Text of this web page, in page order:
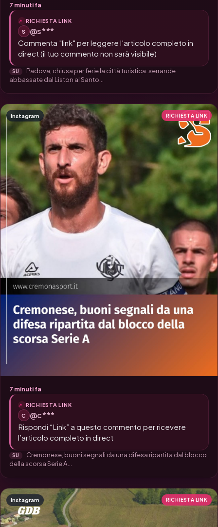
7 minuti fa
RICHIESTA LINK
S
@s***
Commenta "link" per leggere l'articolo completo in
direct (il tuo commento non sarà visibile)
SU
abbassate dal Liston al Santo...
Instagram RICHIESTA LINK
7 minuti fa
RICHIESTA LINK
C
@c***
Rispondi “Link” a questo commento per ricevere
l’articolo completo in direct
SU
della scorsa Serie A...
Instagram RICHIESTA LINK